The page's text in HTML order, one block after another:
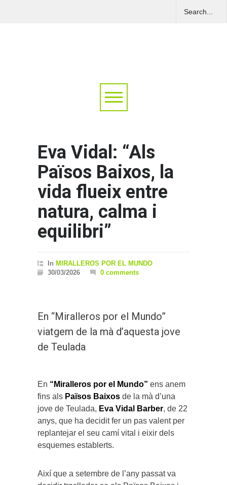
Eva Vidal: “Als
Països Baixos, la
vida flueix entre
natura, calma i
equilibri”
In MIRALLEROS POR EL MUNDO
30/03/2026
0 comments
En “Miralleros por el Mundo”
viatgem de la mà d’aquesta jove
de Teulada
En “Miralleros por el Mundo” ens anem
fins als Països Baixos de la mà d’una
jove de Teulada, Eva Vidal Barber, de 22
anys, que ha decidit fer un pas valent per
replantejar el seu camí vital i eixir dels
esquemes establerts.
Així que a setembre de l’any passat va